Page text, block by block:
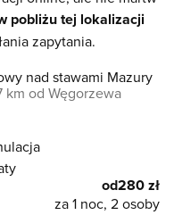
pobliżu tej lokalizacji
zapytania.
nad stawami Mazury
km od Węgorzewa
od280 zł
za 1 noc, 2 osoby